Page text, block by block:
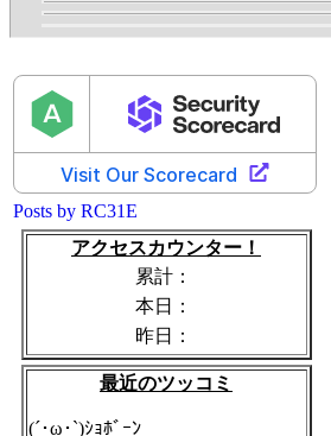
Posts by RC31E
アクセスカウンター！
累計：
本日：
昨日：
最近のツッコミ
(´･ω･`)ｼｮﾎﾞｰﾝ